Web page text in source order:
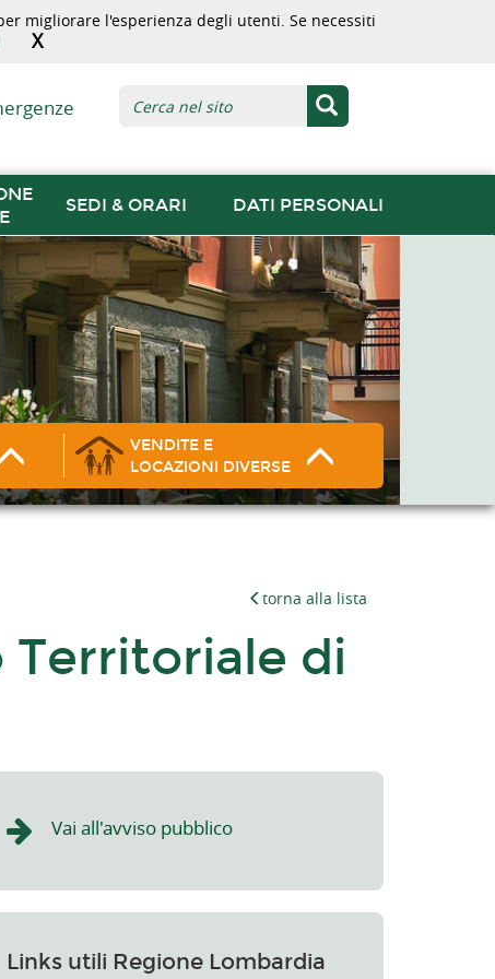
migliorare l'esperienza degli utenti. Se necessiti
X
SEDI & ORARI DATI PERSONALI
VENDITE E
LOCAZIONI DIVERSE
torna alla lista
Territoriale di
Vai all'avviso pubblico
Links utili Regione Lombardia